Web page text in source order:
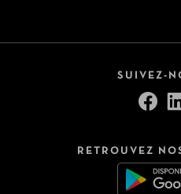
SUIVEZ-
RETROUVEZ